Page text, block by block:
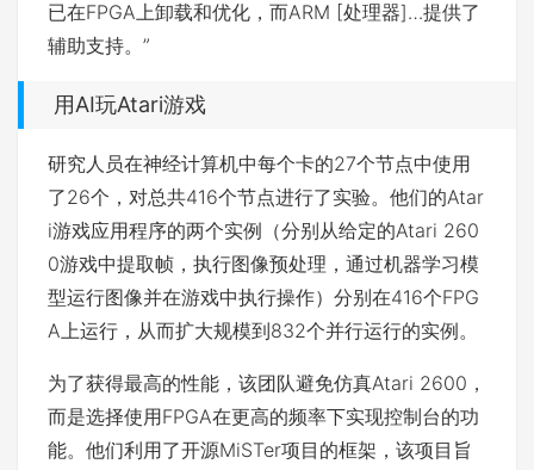
已在FPGA上卸载和优化，而ARM [处理器]…提供了
辅助支持。”
用AI玩Atari游戏
研究人员在神经计算机中每个卡的27个节点中使用
了26个，对总共416个节点进行了实验。他们的Atar
i游戏应用程序的两个实例（分别从给定的Atari 260
0游戏中提取帧，执行图像预处理，通过机器学习模
型运行图像并在游戏中执行操作）分别在416个FPG
A上运行，从而扩大规模到832个并行运行的实例。
为了获得最高的性能，该团队避免仿真Atari 2600，
而是选择使用FPGA在更高的频率下实现控制台的功
能。他们利用了开源MiSTer项目 的框架，该项目旨